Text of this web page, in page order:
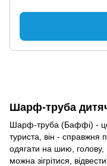
Шарф-труба
Шарф-труба (Баффі) - це
туриста, він - справжня
одягати на шию,
можна зігрітися,